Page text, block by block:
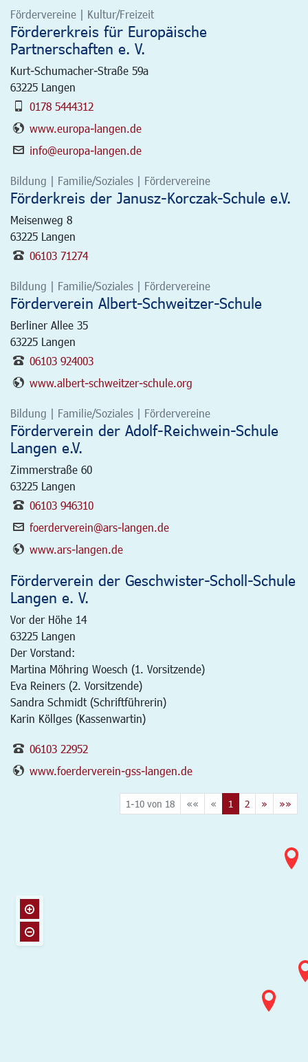
Fördervereine | Kultur/Freizeit
Fördererkreis für Europäische
Partnerschaften e. V.
Kurt-Schumacher-Straße 59a
63225 Langen
0178 5444312
www.europa-langen.de
info@europa-langen.de
Bildung | Familie/Soziales | Fördervereine
Förderkreis der Janusz-Korczak-Schule e.V.
Meisenweg 8
63225 Langen
06103 71274
Bildung | Familie/Soziales | Fördervereine
Förderverein Albert-Schweitzer-Schule
Berliner Allee 35
63225 Langen
06103 924003
www.albert-schweitzer-schule.org
Bildung | Familie/Soziales | Fördervereine
Förderverein der Adolf-Reichwein-Schule
Langen e.V.
Zimmerstraße 60
63225 Langen
06103 946310
foerderverein@ars-langen.de
www.ars-langen.de
Förderverein der Geschwister-Scholl-Schule
Langen e. V.
Vor der Höhe 14
63225 Langen
Der Vorstand:
Martina Möhring Woesch (1. Vorsitzende)
Eva Reiners (2. Vorsitzende)
Sandra Schmidt (Schriftführerin)
Karin Köllges (Kassenwartin)
06103 22952
www.foerderverein-gss-langen.de
1-10 von 18 «« « 1 2 » »»